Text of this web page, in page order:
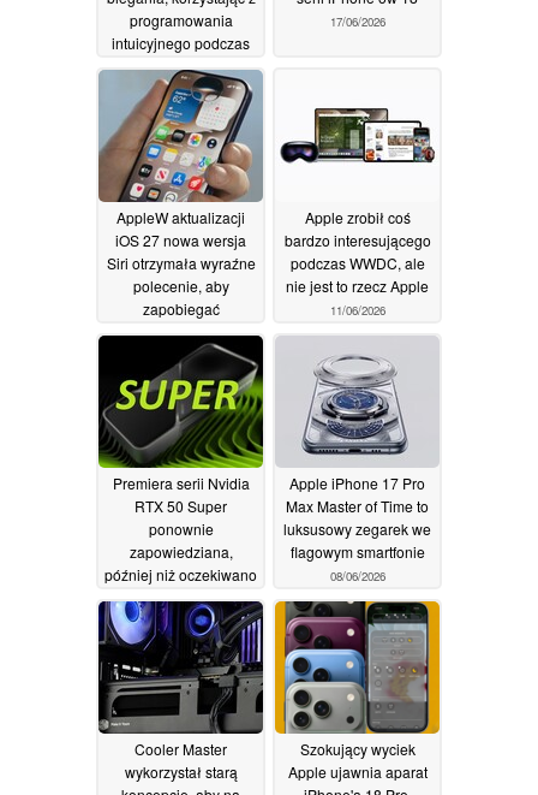
programowania
intuicyjnego podczas
biegu06/07/2026
17/06/2026
AppleW aktualizacji
iOS 27 nowa wersja
Siri otrzymała wyraźne
polecenie, aby
zapobiegać
problemom związanym
z tożsamością i
stronniczością
sztucznej inteligencji
12/06/2026
Apple zrobił coś
bardzo interesującego
podczas WWDC, ale
nie jest to rzecz Apple
11/06/2026
Premiera serii Nvidia
RTX 50 Super
ponownie
zapowiedziana,
później niż oczekiwano
09/06/2026
Apple iPhone 17 Pro
Max Master of Time to
luksusowy zegarek we
flagowym smartfonie
08/06/2026
Cooler Master
wykorzystał starą
Szokujący wyciek
Apple ujawnia aparat